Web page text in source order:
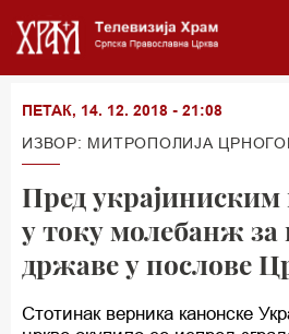
ПЕТАК, 14. 12. 2018 - 21:08
ИЗВОР: МИТРОПОЛИЈА
Пред
у току молебанж
државе у послове
Стотинак верника канонске